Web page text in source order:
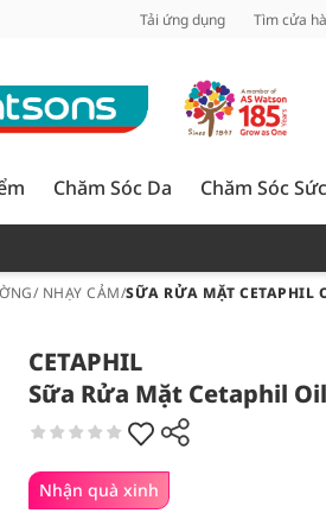
Tải ứng dụng Tìm cửa
Chăm Sóc Da Chăm Sóc
NHẠY CẢM/SỮA RỬA MẶT CETAPHIL
CETAPHIL
Sữa Rửa Mặt Cetaphil
Nhận quà xinh